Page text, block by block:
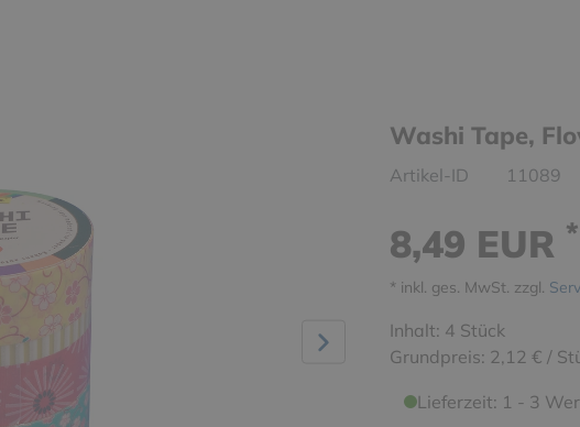
Washi Tape,
Artikel-ID 11089
8,49 EUR *
* inkl. ges. MwSt. zzgl.
Inhalt: 4 Stück
Grundpreis: 2,12 € /
Lieferzeit: 1 - 3